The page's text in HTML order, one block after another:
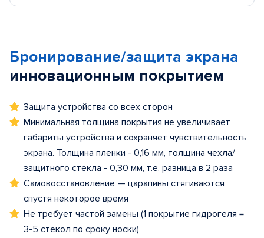
Бронирование/защита экрана
инновационным покрытием
Защита устройства со всех сторон
Минимальная толщина покрытия не увеличивает
габариты устройства и сохраняет чувствительность
экрана. Толщина пленки - 0,16 мм, толщина чехла/
защитного стекла - 0,30 мм, т.е. разница в 2 раза
Самовосстановление — царапины стягиваются
спустя некоторое время
Не требует частой замены (1 покрытие гидрогеля =
3-5 стекол по сроку носки)